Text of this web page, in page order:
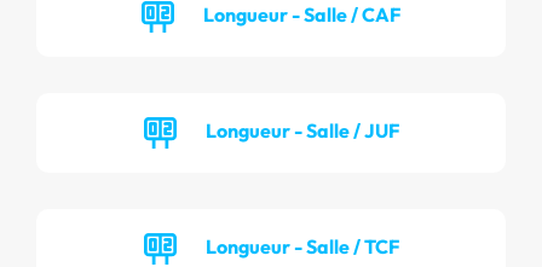
Longueur - Salle / CAF
Longueur - Salle / JUF
Longueur - Salle / TCF